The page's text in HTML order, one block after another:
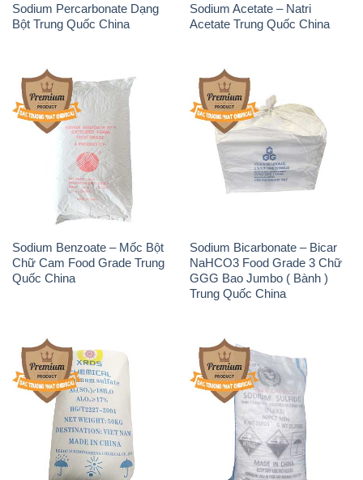
Sodium Percarbonate Dạng
Bột Trung Quốc China
Sodium Acetate – Natri
Acetate Trung Quốc China
Sodium Benzoate – Mốc Bột
Chữ Cam Food Grade Trung
Quốc China
Sodium Bicarbonate – Bicar
NaHCO3 Food Grade 3 Chữ
GGG Bao Jumbo ( Bành )
Trung Quốc China